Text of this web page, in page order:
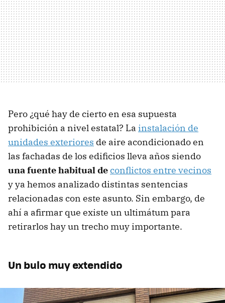
Pero ¿qué hay de cierto en esa supuesta
prohibición a nivel estatal? La instalación de
unidades exteriores de aire acondicionado en
las fachadas de los edificios lleva años siendo
una fuente habitual deconflictos entre vecinos
y ya hemos analizado distintas sentencias
relacionadas con este asunto. Sin embargo, de
ahí a afirmar que existe un ultimátum para
retirarlos hay un trecho muy importante.
Un bulo muy extendido